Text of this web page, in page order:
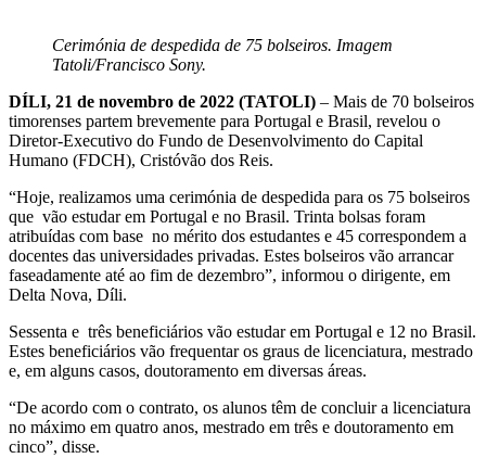
Cerimónia de despedida de 75 bolseiros. Imagem
Tatoli/Francisco Sony.
DÍLI, 21 de novembro de 2022 (TATOLI) – Mais de 70 bolseiros
timorenses partem brevemente para Portugal e Brasil, revelou o
Diretor-Executivo do Fundo de Desenvolvimento do Capital
Humano (FDCH), Cristóvão dos Reis.
“Hoje, realizamos uma cerimónia de despedida para os 75 bolseiros
que vão estudar em Portugal e no Brasil. Trinta bolsas foram
atribuídas com base no mérito dos estudantes e 45 correspondem a
docentes das universidades privadas. Estes bolseiros vão arrancar
faseadamente até ao fim de dezembro”, informou o dirigente, em
Delta Nova, Díli.
Sessenta e três beneficiários vão estudar em Portugal e 12 no Brasil.
Estes beneficiários vão frequentar os graus de licenciatura, mestrado
e, em alguns casos, doutoramento em diversas áreas.
“De acordo com o contrato, os alunos têm de concluir a licenciatura
no máximo em quatro anos, mestrado em três e doutoramento em
cinco”, disse.